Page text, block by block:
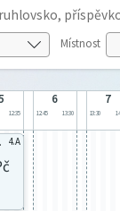
Místnost
12:35
6
12:45 13:30
7
13:30
4. A